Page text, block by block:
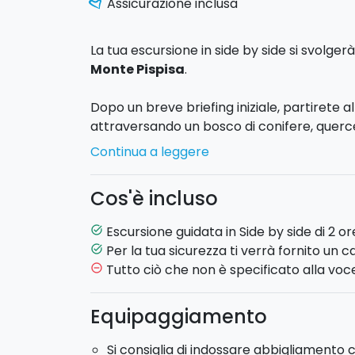
La tua escursione in side by side si
Monte Pispisa.
Dopo un breve briefing iniziale, partirete
attraversando un bosco di conifere,
l’aria di profumi intensi. Il percorso sul
sito archeologico di Segesta
stagione (gelsi, meloni, melograni).
Vi dirigerete poi verso il
unico che spazia dalle Isole Egadi al Golfo
Monte Inici e le campagne segestane.
Segestada diverse angolazioni e altezze
sentieri sono immersi nella natura e le
impegnative. Nella strada di ritorno,
Continua a leggere
Cos'è incluso
task_alt Escursione guidata in Side by side di 2
task_alt Per la tua sicurezza ti verrà fornito un
remove_circle_outline Tutto ciò che non è specificato alla
Equipaggiamento
Si consiglia di indossare